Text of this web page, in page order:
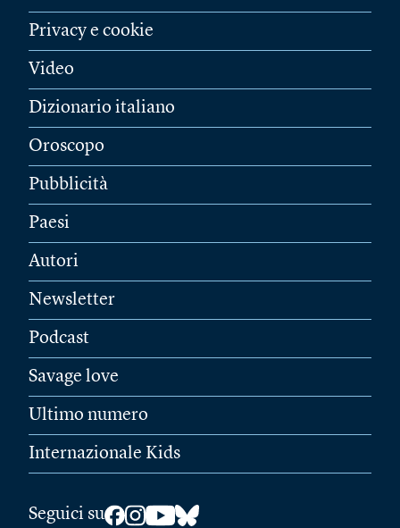
Privacy e cookie
Video
Dizionario italiano
Oroscopo
Pubblicità
Paesi
Autori
Newsletter
Podcast
Savage love
Ultimo numero
Internazionale Kids
Seguici su